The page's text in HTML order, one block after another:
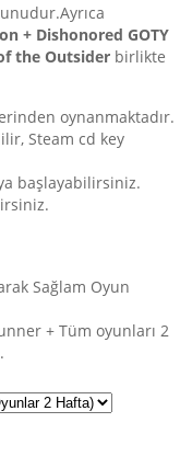
+ Dishonored GOTY
the Outsider birlikte
oynanmaktadır.
Steam cd key
başlayabilirsiniz.
Sağlam Oyun
+ Tüm oyunları 2